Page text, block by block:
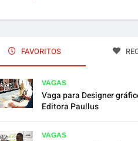
FAVORITOS
VAGAS
Vaga para Designer
Editora Paullus
VAGAS